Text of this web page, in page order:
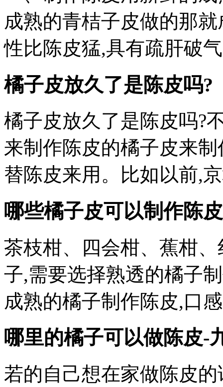
成熟的青桔子皮做的那
性比陈皮猛,具有疏肝破
橘子皮放久了是陈皮吗?
橘子皮放久了是陈皮吗?
来制作陈皮的橘子皮来
替陈皮来用。比如以前,
哪些橘子皮可以制作陈
茶枝柑、四会柑、蕉柑
子,需要选择熟透的橘子
成熟的橘子制作陈皮,口
哪里的橘子可以做陈皮-
若的自己想在家做陈皮